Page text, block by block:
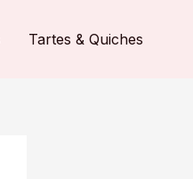
Tartes & Quiches